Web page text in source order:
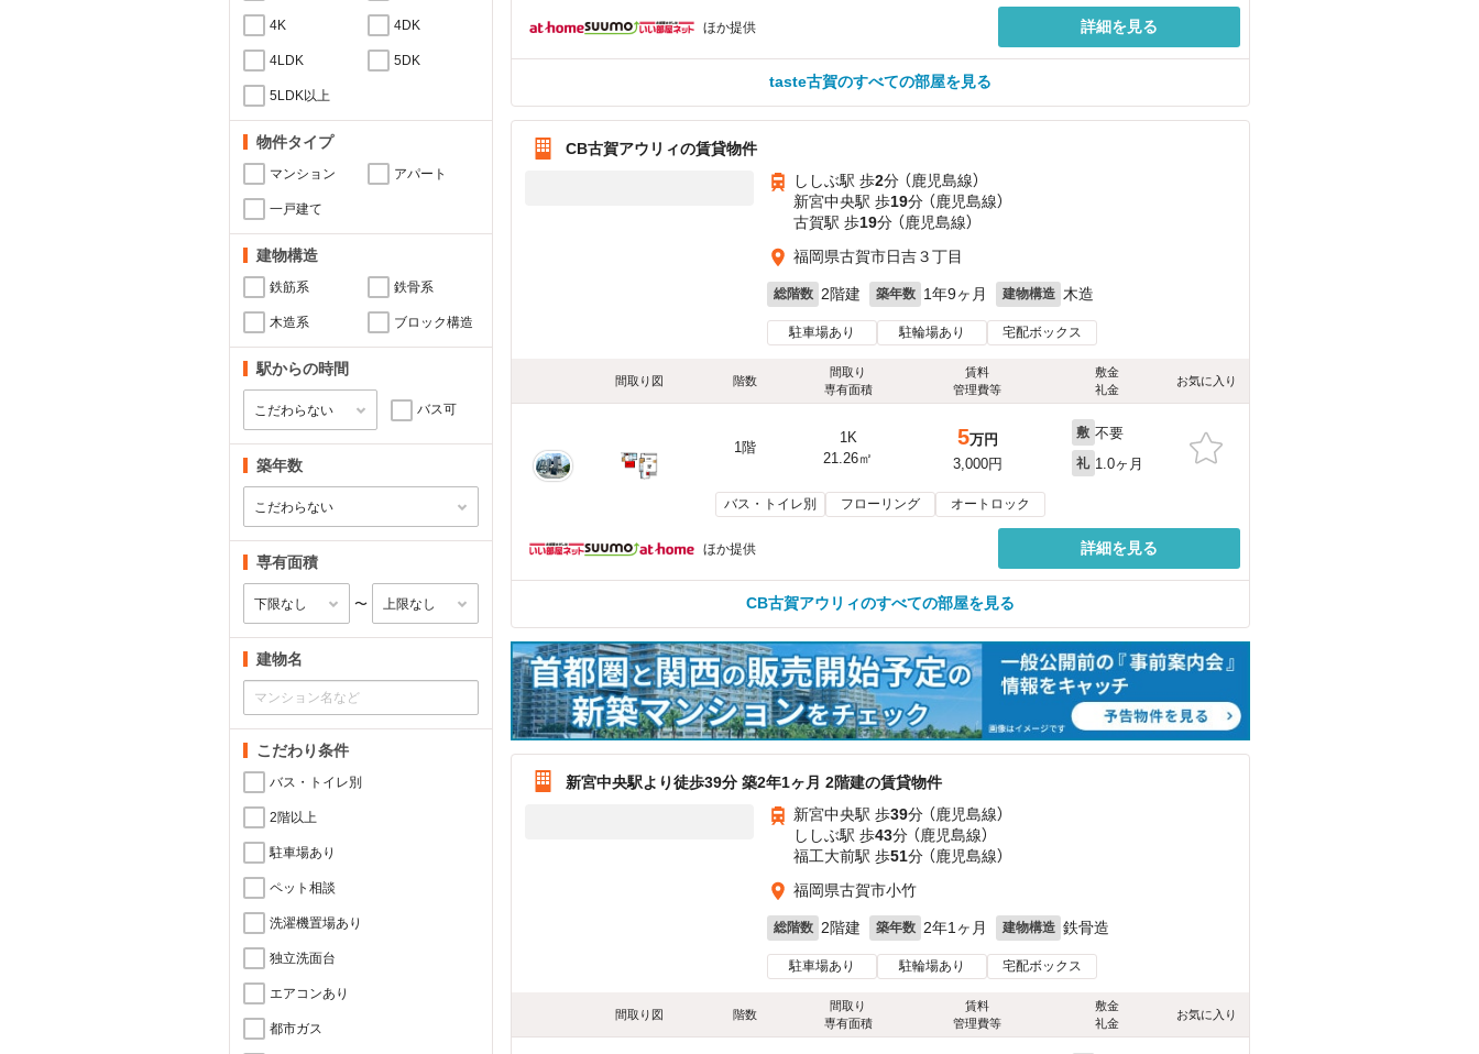
4K 4DK
4LDK 5DK
5LDK以上
物件タイプ
マンション アパート
一戸建て
建物構造
鉄筋系 鉄骨系
木造系 ブロック構造
駅からの時間
バス可
築年数
専有面積
〜
建物名
こだわり条件
バス・トイレ別
2階以上
駐車場あり
ペット相談
洗濯機置場あり
独立洗面台
エアコンあり
都市ガス
ほか提供 詳細を見る
taste古賀のすべての部屋を見る
CB古賀アウリィの賃貸物件
ししぶ駅 歩2分 （鹿児島線）
新宮中央駅 歩19分 （鹿児島線）
古賀駅 歩19分 （鹿児島線）
福岡県古賀市日吉３丁目
総階数 2階建 築年数 1年9ヶ月 建物構造 木造
駐車場あり 駐輪場あり 宅配ボックス
間取り図 階数
間取り
専有面積
賃料
管理費等
敷金
礼金
お気に入り
1階
1K
21.26㎡
5万円
3,000円
敷 不要
礼 1.0ヶ月
バス・トイレ別 フローリング オートロック
ほか提供 詳細を見る
CB古賀アウリィのすべての部屋を見る
新宮中央駅より徒歩39分 築2年1ヶ月 2階建の賃貸物件
新宮中央駅 歩39分 （鹿児島線）
ししぶ駅 歩43分 （鹿児島線）
福工大前駅 歩51分 （鹿児島線）
福岡県古賀市小竹
総階数 2階建 築年数 2年1ヶ月 建物構造 鉄骨造
駐車場あり 駐輪場あり 宅配ボックス
間取り図 階数
間取り
専有面積
賃料
管理費等
敷金
礼金
お気に入り